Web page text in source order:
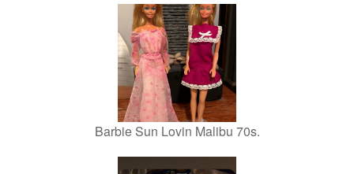
Barbie Sun Lovin Malibu 70s.